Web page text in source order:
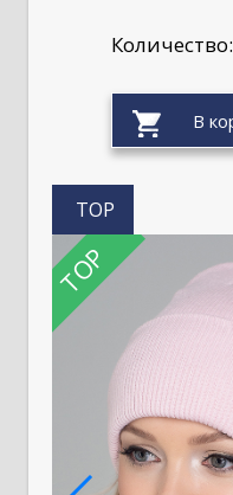
Количество:
TOP
TOP